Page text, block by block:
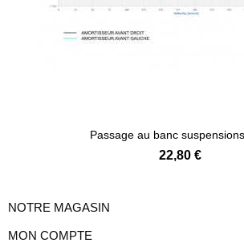
Passage au banc
22,80 €
NOTRE MAGASIN
MON COMPTE